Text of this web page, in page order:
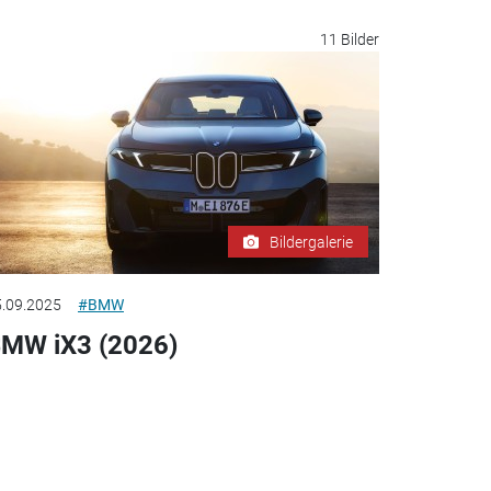
11 Bilder
Bildergalerie
#BMW
iX3 (2026)